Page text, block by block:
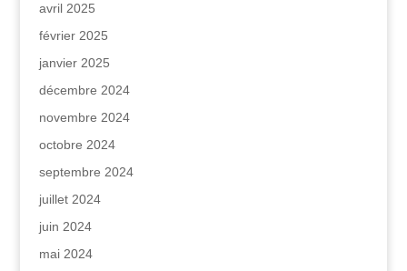
avril 2025
février 2025
janvier 2025
décembre 2024
novembre 2024
octobre 2024
septembre 2024
juillet 2024
juin 2024
mai 2024